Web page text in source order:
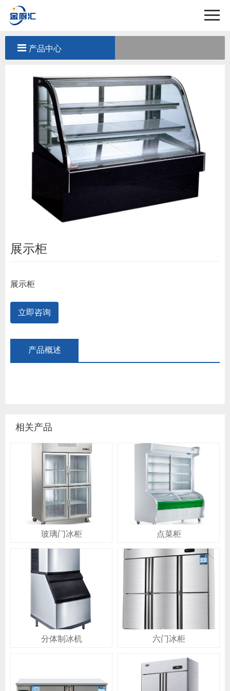
关于我们
产品中心
工程案例
新闻中心
联系我们
产品中心
展示柜
展示柜
立即咨询
产品概述
相关产品
玻璃门冰柜 点菜柜
分体制冰机 六门冰柜